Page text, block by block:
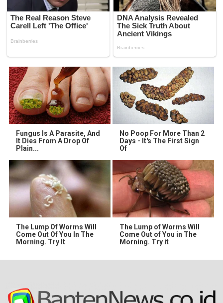
Fungus Is A Parasite, And
It Dies From A Drop Of
Plain...
No Poop For More Than 2
Days - It's The First Sign
Of
The Lump Of Worms Will
Come Out Of You In The
Morning. Try It
The Lump of Worms Will
Come Out of You in The
Morning. Try it